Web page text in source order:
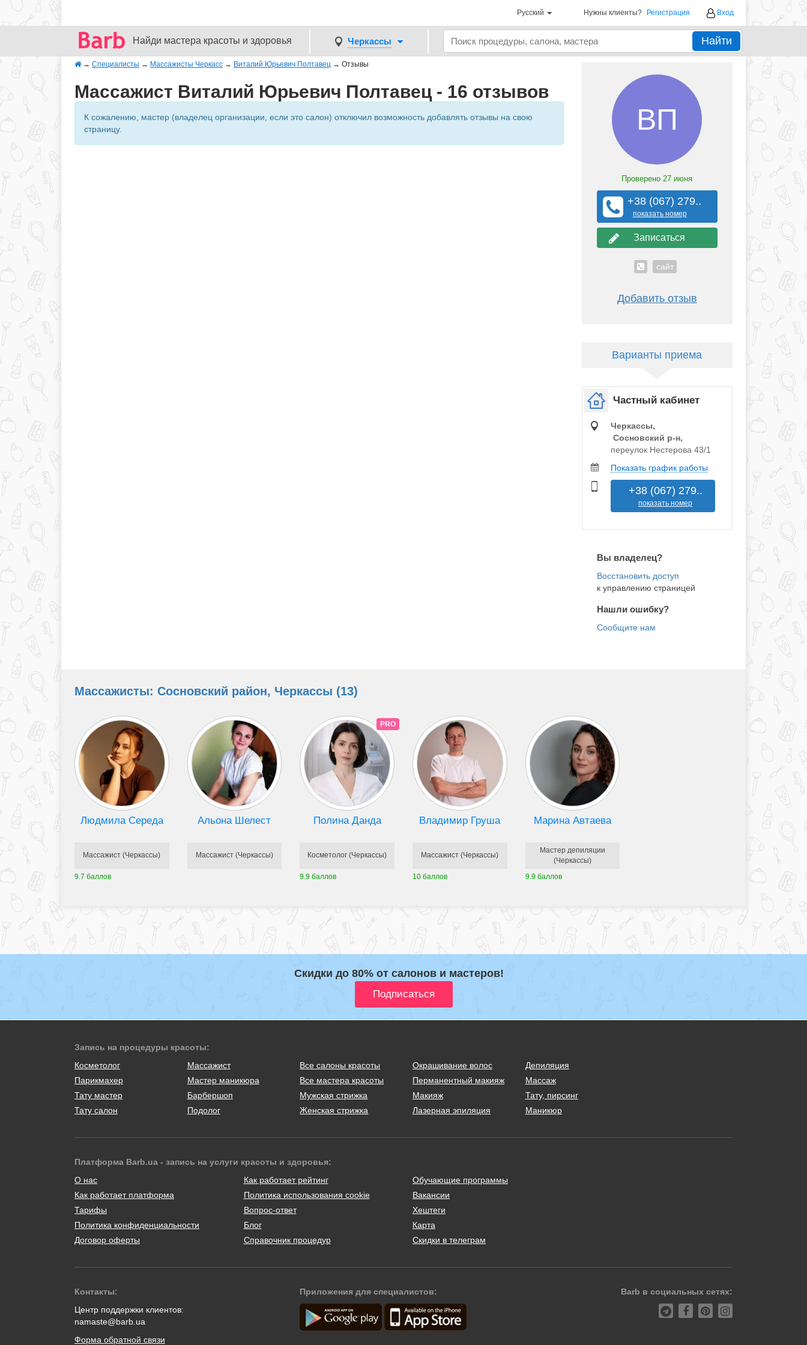
Русский Нужны клиенты? Регистрация Вход
Найди мастера красоты и здоровья Черкассы Найти
→ Специалисты → Массажисты Черкасс → Виталий Юрьевич Полтавец → Отзывы
Массажист Виталий Юрьевич Полтавец - 16 отзывов
К сожалению, мастер (владелец организации, если это салон) отключил возможность добавлять отзывы на свою
страницу.
ВП
Проверено27 июня
+38 (067) 279..
показать номер
Записаться
сайт
Добавить отзыв
Варианты приема
Частный кабинет
Черкассы,
Сосновский р‑н,
переулок Нестерова 43/1
Показать график работы
+38 (067) 279..
показать номер
Вы владелец?
к управлению страницей
Нашли ошибку?
Массажисты: Сосновский район, Черкассы (13)
Людмила Середа
Массажист (Черкассы)
9.7 баллов
Альона Шелест
Массажист (Черкассы)
PRO
Полина Данда
Косметолог (Черкассы)
9.9 баллов
Владимир Груша
Массажист (Черкассы)
10 баллов
Марина Автаева
Мастер депиляции
(Черкассы)
9.9 баллов
Скидки до 80% от салонов и мастеров!
Запись на процедуры красоты:
Косметолог
Массажист
Парикмахер
Мастер маникюра
Тату мастер
Барбершоп
Тату салон
Подолог
Все салоны красоты
Все мастера красоты
Мужская стрижка
Женская стрижка
Окрашивание волос
Перманентный макияж
Макияж
Лазерная эпиляция
Депиляция
Массаж
Тату, пирсинг
Маникюр
Платформа Barb.ua - запись на услуги красоты и здоровья:
О нас
Как работает платформа
Тарифы
Политика конфиденциальности
Договор оферты
Как работает рейтинг
Политика использования cookie
Вопрос-ответ
Блог
Справочник процедур
Обучающие программы
Вакансии
Хештеги
Карта
Скидки в телеграм
Контакты:
Центр поддержки клиентов:
namaste@barb.ua
Форма обратной связи
Приложения для специалистов: Barb в социальных сетях: